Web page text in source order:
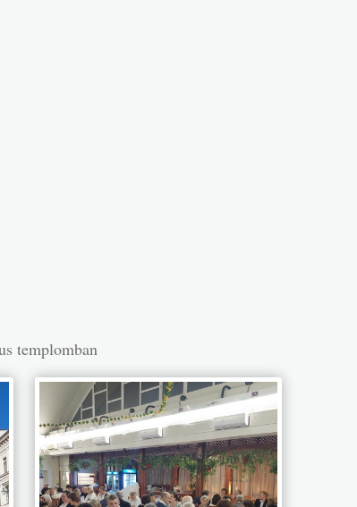
templomban